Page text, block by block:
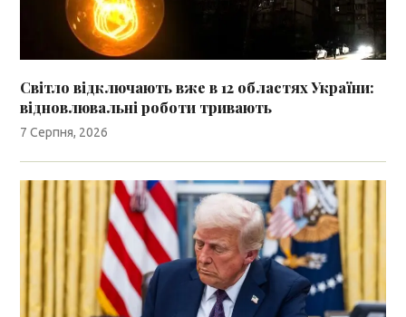
Світло відключають вже в 12 областях України:
відновлювальні роботи тривають
7 Серпня, 2026